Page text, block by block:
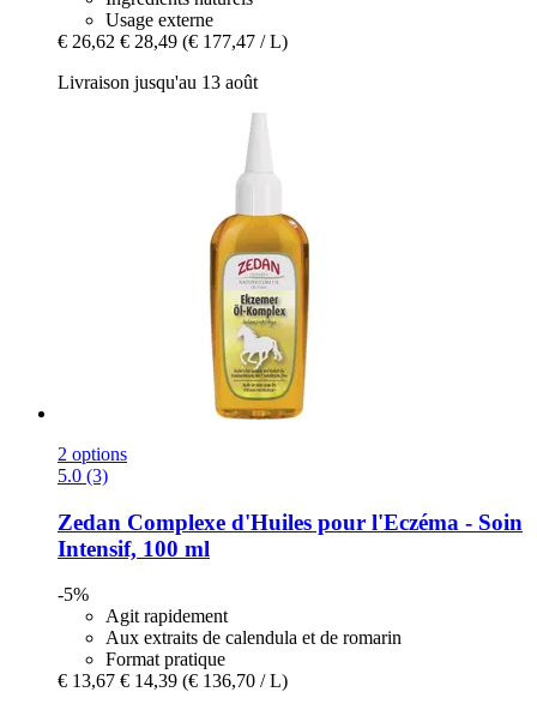
Usage externe
€ 26,62 € 28,49 (€ 177,47 / L)
Livraison jusqu'au 13 août
2 options
5.0 (3)
Zedan Complexe d'Huiles pour l'Eczéma -​ Soin
Intensif, 100 ml
-5%
Agit rapidement
Aux extraits de calendula et de romarin
Format pratique
€ 13,67 € 14,39 (€ 136,70 / L)